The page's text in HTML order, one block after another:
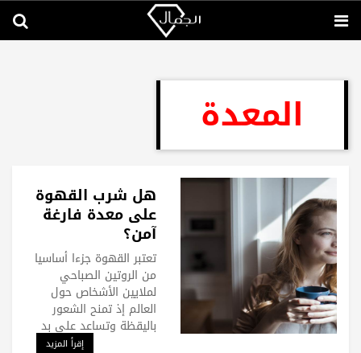
المعدة
هل شرب القهوة
على معدة فارغة
آمن؟
تعتبر القهوة جزءا أساسيا
من الروتين الصباحي
لملايين الأشخاص حول
العالم إذ تمنح الشعور
باليقظة وتساعد على بد
إقرأ المزيد